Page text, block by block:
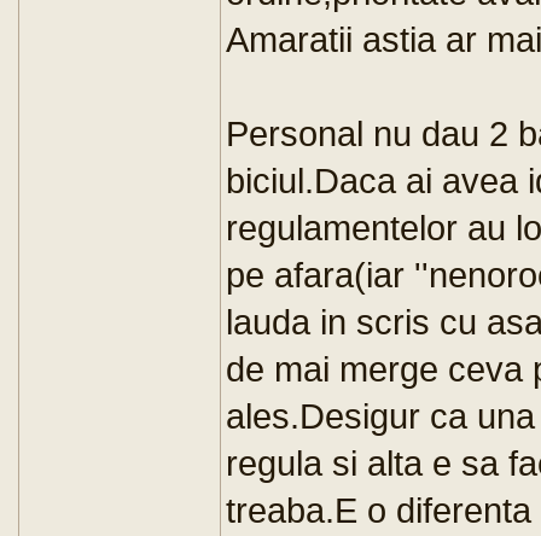
Amaratii astia ar
Personal nu dau 2
biciul.Daca ai avea
regulamentelor au
pe afara(iar
lauda in scris cu
de mai merge ceva
ales.Desigur ca
regula si alta e sa
treaba.E o